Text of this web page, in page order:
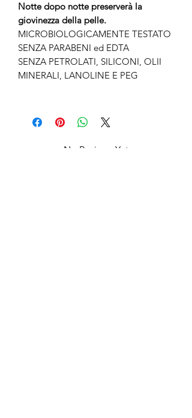
Notte dopo notte preserverà la
giovinezza della pelle.
MICROBIOLOGICAMENTE TESTATO
SENZA PARABENI ed EDTA
SENZA PETROLATI, SILICONI, OLII
MINERALI, LANOLINE E PEG
No Reviews Yet